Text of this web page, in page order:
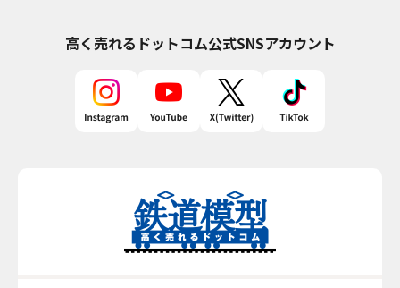
高く売れるドットコム公式SNSアカウント